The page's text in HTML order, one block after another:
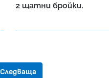
2 щатни бройки.
Следваща